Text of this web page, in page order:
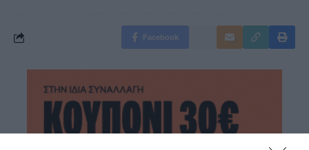
Facebook